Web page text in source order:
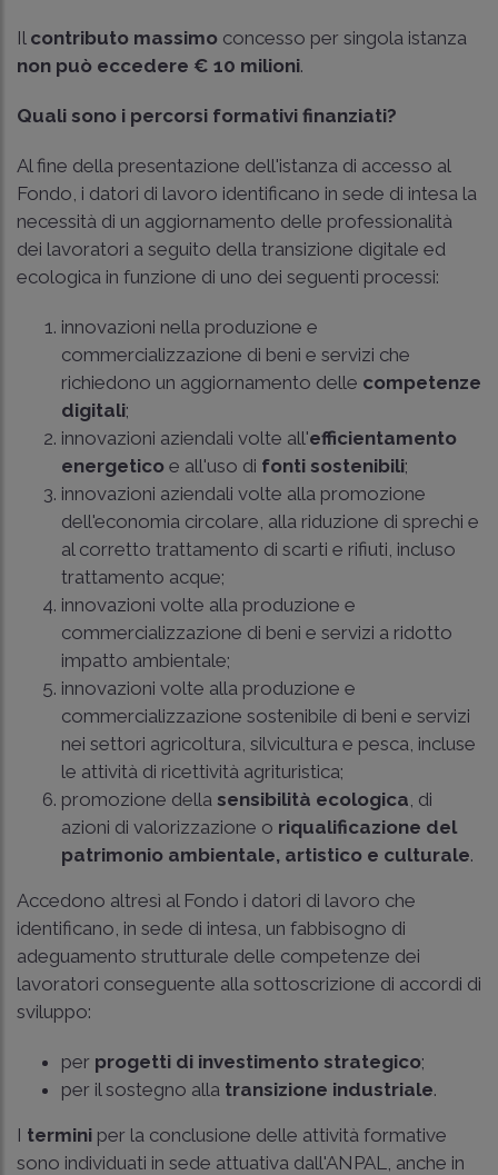
Il contributo massimo concesso per singola istanza
non può eccedere € 10 milioni.
Quali sono i percorsi formativi finanziati?
Al fine della presentazione dell'istanza di accesso al
Fondo, i datori di lavoro identificano in sede di intesa la
necessità di un aggiornamento delle professionalità
dei lavoratori a seguito della transizione digitale ed
ecologica in funzione di uno dei seguenti processi:
innovazioni nella produzione e
commercializzazione di beni e servizi che
richiedono un aggiornamento delle competenze
digitali;
innovazioni aziendali volte all'efficientamento
energetico e all'uso di fonti sostenibili;
innovazioni aziendali volte alla promozione
dell'economia circolare, alla riduzione di sprechi e
al corretto trattamento di scarti e rifiuti, incluso
trattamento acque;
innovazioni volte alla produzione e
commercializzazione di beni e servizi a ridotto
impatto ambientale;
innovazioni volte alla produzione e
commercializzazione sostenibile di beni e servizi
nei settori agricoltura, silvicultura e pesca, incluse
le attività di ricettività agrituristica;
promozione della sensibilità ecologica , di
azioni di valorizzazione o riqualificazione del
patrimonio ambientale, artistico e culturale.
Accedono altresì al Fondo i datori di lavoro che
identificano, in sede di intesa, un fabbisogno di
adeguamento strutturale delle competenze dei
lavoratori conseguente alla sottoscrizione di accordi di
sviluppo:
per progetti di investimento strategico;
per il sostegno alla transizione industriale.
I termini per la conclusione delle attività formative
sono individuati in sede attuativa dall'ANPAL, anche in